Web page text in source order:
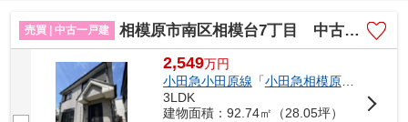
売買 | 中古一戸建 相模原市南区相模台7丁目 中古一戸建て
2,549万円
小田急小田原線 「小田急相模原」駅 バス
3LDK
建物面積：92.74㎡（28.05坪）